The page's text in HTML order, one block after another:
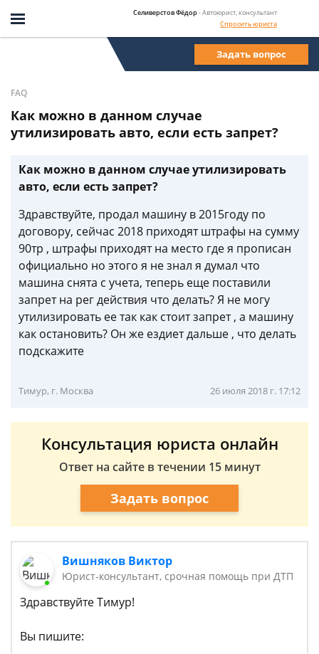
Селиверстов Фёдор- Автоюрист, консультант
Спросить юриста
Задать вопрос
FAQ
Как можно в данном случае
утилизировать авто, если есть запрет?
Как можно в данном случае утилизировать
авто, если есть запрет?
Здравствуйте, продал машину в 2015году по
договору, сейчас 2018 приходят штрафы на сумму
90тр , штрафы приходят на место где я прописан
официально но этого я не знал я думал что
машина снята с учета, теперь еще поставили
запрет на рег действия что делать? Я не могу
утилизировать ее так как стоит запрет , а машину
как остановить? Он же ездиет дальше , что делать
подскажите
Тимур, г. Москва 26 июля 2018 г. 17:12
Консультация юриста онлайн
Ответ на сайте в течении 15 минут
Задать вопрос
Вишняков Виктор
Юрист-консультант, срочная помощь при ДТП
Здравствуйте Тимур!
Вы пишите: